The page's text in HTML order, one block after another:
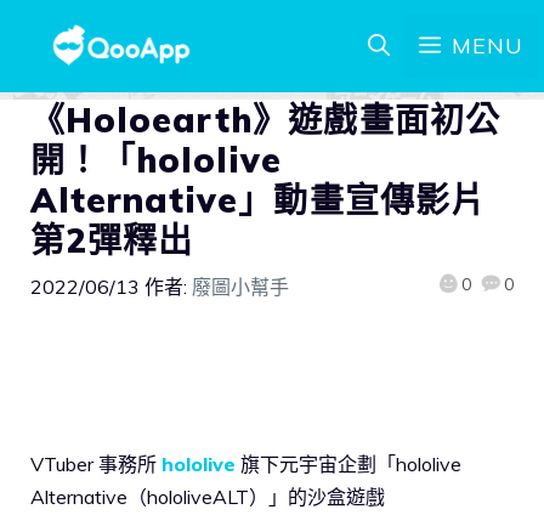
MENU
《Holoearth》遊戲畫面初公
開！「hololive
Alternative」動畫宣傳影片
第2彈釋出
2022/06/13 作者: 廢圖小幫手 0 0
VTuber 事務所 hololive 旗下元宇宙企劃「hololive
Alternative（hololiveALT）」的沙盒遊戲